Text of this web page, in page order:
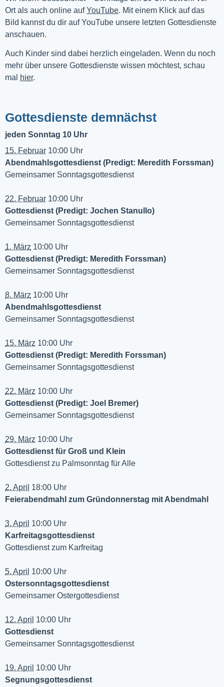
Ort als auch online auf YouTube. Mit einem Klick auf das
Bild kannst du dir auf YouTube unsere letzten Gottesdienste
anschauen.
Auch Kinder sind dabei herzlich eingeladen. Wenn du noch
mehr über unsere Gottesdienste wissen möchtest, schau
mal
hier.
Gottesdienste demnächst
jeden Sonntag 10 Uhr
15. Februar 10:00 Uhr
Abendmahlsgottesdienst (Predigt: Meredith Forssman)
Gemeinsamer Sonntagsgottesdienst
22. Februar 10:00 Uhr
Gottesdienst (Predigt: Jochen Stanullo)
Gemeinsamer Sonntagsgottesdienst
1. März 10:00 Uhr
Gottesdienst (Predigt: Meredith Forssman)
Gemeinsamer Sonntagsgottesdienst
8. März 10:00 Uhr
Abendmahlsgottesdienst
Gemeinsamer Sonntagsgottesdienst
15. März 10:00 Uhr
Gottesdienst (Predigt: Meredith Forssman)
Gemeinsamer Sonntagsgottesdienst
22. März 10:00 Uhr
Gottesdienst (Predigt: Joel Bremer)
Gemeinsamer Sonntagsgottesdienst
29. März 10:00 Uhr
Gottesdienst für Groß und Klein
Gottesdienst zu Palmsonntag für Alle
2. April 18:00 Uhr
Feierabendmahl zum Gründonnerstag mit Abendmahl
3. April 10:00 Uhr
Karfreitagsgottesdienst
Gottesdienst zum Karfreitag
5. April 10:00 Uhr
Ostersonntagsgottesdienst
Gemeinsamer Ostergottesdienst
12. April 10:00 Uhr
Gottesdienst
Gemeinsamer Sonntagsgottesdienst
19. April 10:00 Uhr
Segnungsgottesdienst